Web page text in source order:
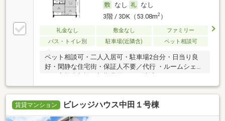
なし
なし
3階 / 3DK（53.08m2）
礼金なし 敷金なし
ファミリー
バス・トイレ別
駐車場(近隣含) ペット相談可
ペット相談可・二人入居可・駐車場2台分・日当り良
好・閑静な住宅街・保証人不要／代行 ・ルームシェア
賃貸マンション ビレッジハウス中田１号棟